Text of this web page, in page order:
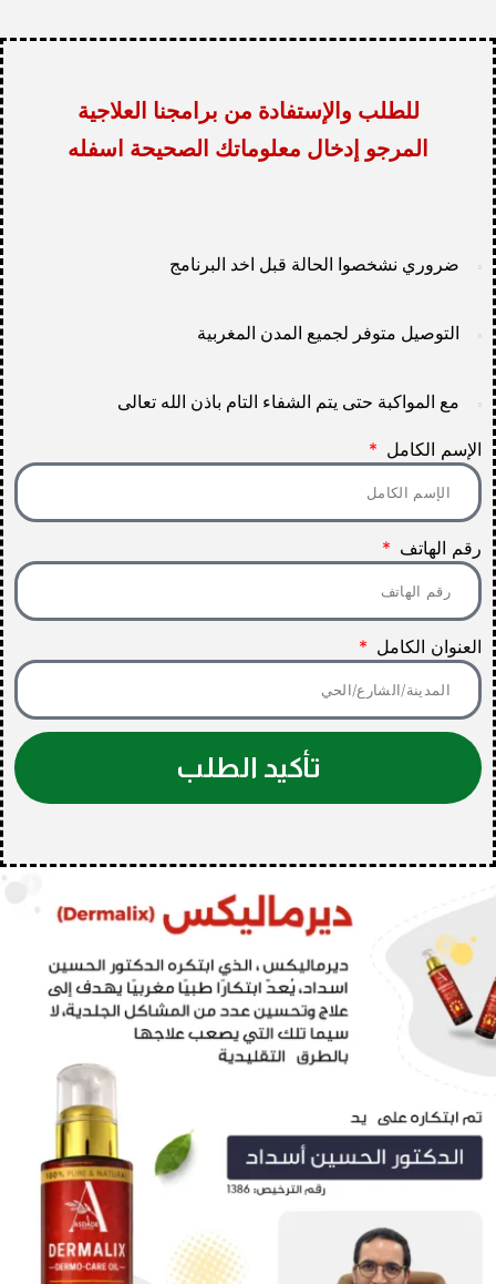
للطلب والإستفادة من برامجنا العلاجية
المرجو إدخال معلوماتك الصحيحة اسفله
ضروري نشخصوا الحالة قبل اخد البرنامج
التوصيل متوفر لجميع المدن المغربية
مع المواكبة حتى يتم الشفاء التام باذن الله تعالى
الإسم الكامل
رقم الهاتف
العنوان الكامل
تأكيد الطلب